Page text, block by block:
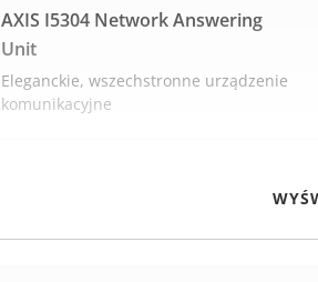
AXIS I5304 Network Answering
Unit
Eleganckie, wszechstronne urządzenie
komunikacyjne